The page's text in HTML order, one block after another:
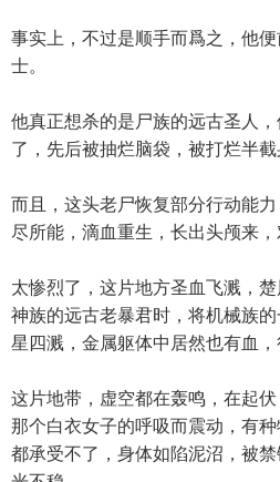
事实上，不过是顺手而爲之，他
士。
他真正想杀的是尸族的远古圣人
了，先后被抽烂脑袋，被打烂半截
而且，这头老尸恢复部分行动能
尽所能，滴血重生，长出头颅来，
太惨烈了，这片地方圣血飞溅，
神族的远古老暴君时，将机械族
星四溅，金属躯体中居然也有血，
这片地带，虚空都在轰鸣，在起
那个白衣女子的呼吸而震动，有
都承受不了，身体如陷泥沼，被